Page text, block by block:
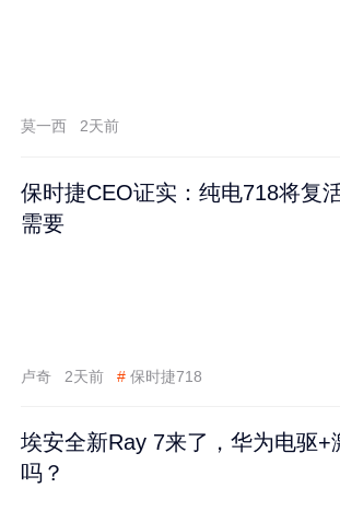
莫一西 2天前
保时捷CEO证实：纯电718将复
需要
卢奇 2天前 # 保时捷718
埃安全新Ray 7来了，华为电驱+
吗？